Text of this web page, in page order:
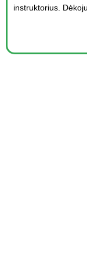
instruktorius.